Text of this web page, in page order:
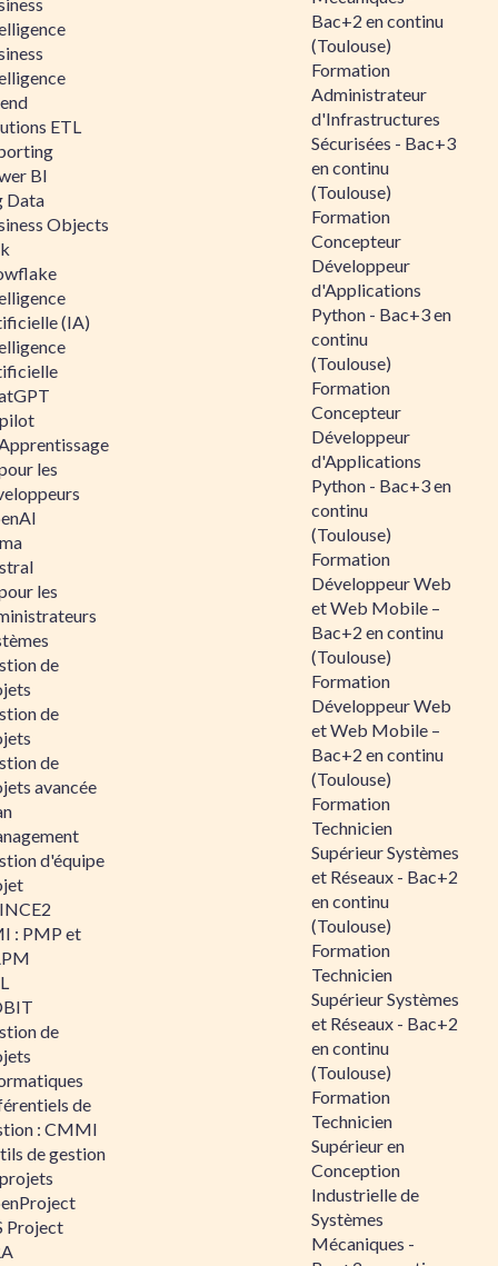
ETL
BI
Data
Objects
(IA)
les
les
de
de
de
avancée
d'équipe
: PMP et
de
de
: CMMI
de gestion
Project
Bac+2 en continu
(Toulouse)
Formation
Administrateur
d'Infrastructures
Sécurisées - Bac+3
en continu
(Toulouse)
Formation
Concepteur
Développeur
d'Applications
Python - Bac+3 en
continu
(Toulouse)
Formation
Concepteur
Développeur
d'Applications
Python - Bac+3 en
continu
(Toulouse)
Formation
Développeur Web
et Web Mobile –
Bac+2 en continu
(Toulouse)
Formation
Développeur Web
et Web Mobile –
Bac+2 en continu
(Toulouse)
Formation
Technicien
Supérieur Systèmes
et Réseaux - Bac+2
en continu
(Toulouse)
Formation
Technicien
Supérieur Systèmes
et Réseaux - Bac+2
en continu
(Toulouse)
Formation
Technicien
Supérieur en
Conception
Industrielle de
Systèmes
Mécaniques -